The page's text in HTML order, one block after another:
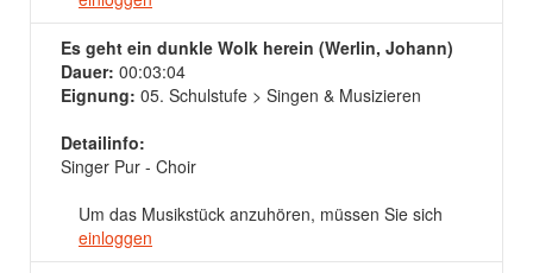
Es geht ein dunkle Wolk herein (Werlin, Johann)
Dauer: 00:03:04
Eignung: 05. Schulstufe > Singen & Musizieren
Detailinfo:
Singer Pur - Choir
Um das Musikstück anzuhören, müssen Sie sich
einloggen